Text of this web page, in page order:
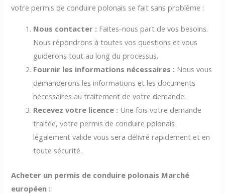
votre permis de conduire polonais se fait sans problème :
Nous contacter : Faites-nous part de vos besoins.
Nous répondrons à toutes vos questions et vous
guiderons tout au long du processus.
Fournir les informations nécessaires : Nous vous
demanderons les informations et les documents
nécessaires au traitement de votre demande.
Recevez votre licence : Une fois votre demande
traitée, votre permis de conduire polonais
légalement valide vous sera délivré rapidement et en
toute sécurité.
Acheter un permis de conduire polonais Marché
européen :